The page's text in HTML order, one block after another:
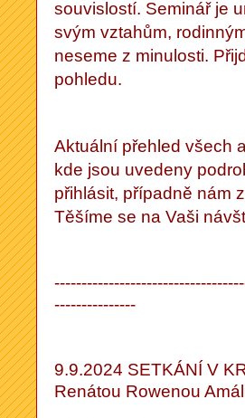
souvislostí. Seminář je
svým vztahům,
neseme z minulosti.
pohledu.
Aktuální přehled všech
kde jsou uvedeny
přihlásit, případně nám
Těšíme se na Vaši
---------------
9.9.2024 SETKÁNÍ V
Renátou Rowenou